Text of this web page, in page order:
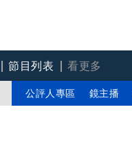
節目列表
看更多
公評人專區 鏡主播